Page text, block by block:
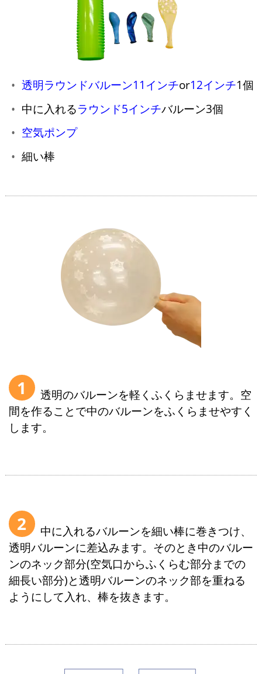
透明ラウンドバルーン11インチor12インチ1個
中に入れるラウンド5インチバルーン3個
空気ポンプ
細い棒
1
透明のバルーンを軽くふくらませます。空
間を作ることで中のバルーンをふくらませやすく
します。
2
中に入れるバルーンを細い棒に巻きつけ、
透明バルーンに差込みます。そのとき中のバルー
ンのネック部分(空気口からふくらむ部分までの
細長い部分)と透明バルーンのネック部を重ねる
ようにして入れ、棒を抜きます。